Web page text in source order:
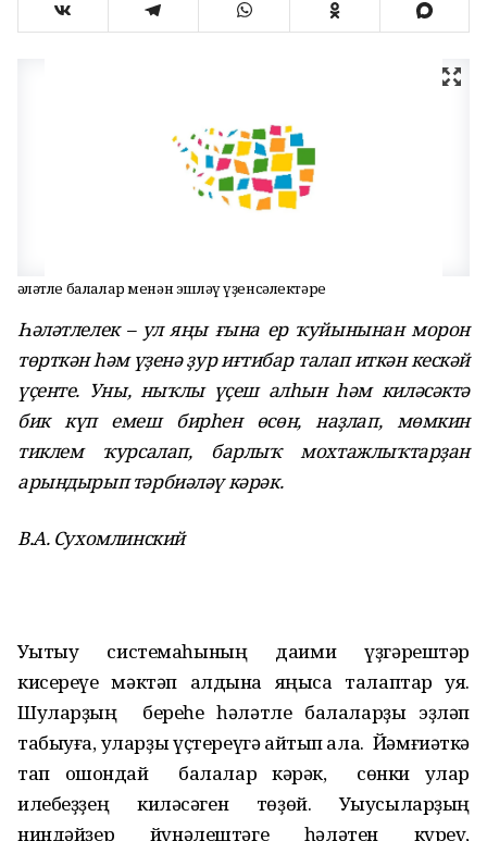
Һәләтле балалар менән эшләү үҙенсәлектәре
Һәләтлелек – ул яңы ғына ер ҡуйынынан морон
төрткән һәм үҙенә ҙур иғтибар талап иткән кескәй
үҫенте. Уны, ныҡлы үҫеш алһын һәм киләсәктә
бик күп емеш бирһен өсөн, наҙлап, мөмкин
тиклем ҡурсалап, барлыҡ мохтажлыҡтарҙан
арындырып тәрбиәләү кәрәк.
В.А. Сухомлинский
Уҡытыу системаһының даими үҙгәрештәр
кисереүе мәктәп алдына яңыса талаптар ҡуя.
Шуларҙың береһе һәләтле балаларҙы эҙләп
табыуға, уларҙы үҫтереүгә ҡайтып ҡала. Йәмғиәткә
тап ошондай балалар кәрәк, сөнки улар
илебеҙҙең киләсәген төҙөй. Уҡыусыларҙың
ниндәйҙер йүнәлештәге һәләтен күреү,